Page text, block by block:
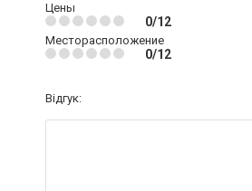
Цены
0/12
Месторасположение
0/12
Відгук: